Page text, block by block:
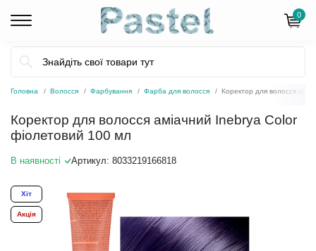
0
Головна Волосся Фарбування Фарба для волосся Коректор для волосся
Коректор для волосся аміачний Inebrya Color
фіолетовий 100 мл
В наявності Артикул: 8033219166818
Хіт
Акція